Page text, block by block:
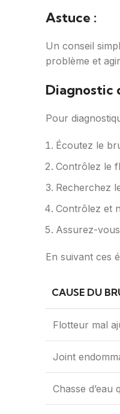
Astuce :
Un conseil
problème et
Diagnostic
Pour
Écoutez le
Contrôlez le
Recherchez
Contrôlez et
Assurez-
En suivant ces
CAUSE DU
Flotteur mal
Joint
Chasse d’eau